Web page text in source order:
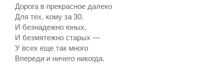
Дорога в прекрасное далеко
Для тех, кому за 30.
И безнадежно юных,
И безмятежно старых —
У всех еще так много
Впереди и ничего никогда.